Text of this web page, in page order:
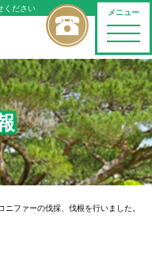
メニュー
toggle
ください
ニファーの伐採、伐根を行いました。